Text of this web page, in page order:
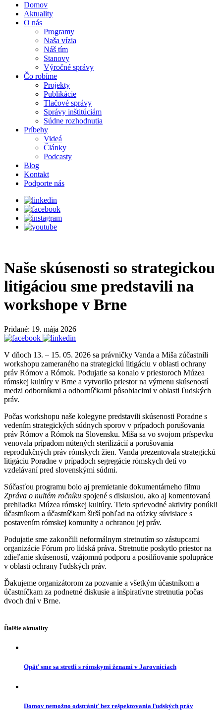
Domov
Aktuality
O nás
Programy
Naša vízia
Náš tím
Stanovy
Výročné správy
Čo robíme
Projekty
Publikácie
Tlačové správy
Správy inštitúciám
Súdne rozhodnutia
Príbehy
Videá
Články
Podcasty
Blog
Kontakt
Podporte nás
Naše skúsenosti so strategickou
litigáciou sme predstavili na
workshope v Brne
Pridané: 19. mája 2026
V dňoch 13. – 15. 05. 2026 sa právničky Vanda a Miša zúčastnili
workshopu zameraného na strategickú litigáciu v oblasti ochrany
práv Rómov a Rómok. Podujatie sa konalo v priestoroch Múzea
rómskej kultúry v Brne a vytvorilo priestor na výmenu skúseností
medzi odborníkmi a odborníčkami pôsobiacimi v oblasti ľudských
práv.
Počas workshopu naše kolegyne predstavili skúsenosti Poradne s
vedením strategických súdnych sporov v prípadoch porušovania
práv Rómov a Rómok na Slovensku. Miša sa vo svojom príspevku
venovala prípadom nútených sterilizácií a porušovania
reprodukčných práv rómskych žien. Vanda prezentovala strategickú
litigáciu Poradne v prípadoch segregácie rómskych detí vo
vzdelávaní pred slovenskými súdmi.
Súčasťou programu bolo aj premietanie dokumentárneho filmu
Zpráva o nultém ročníku spojené s diskusiou, ako aj komentovaná
prehliadka Múzea rómskej kultúry. Tieto sprievodné aktivity ponúkli
účastníkom a účastníčkam širší pohľad na otázky súvisiace s
postavením rómskej komunity a ochranou jej práv.
Podujatie sme zakončili neformálnym stretnutím so zástupcami
organizácie Fórum pro lidská práva. Stretnutie poskytlo priestor na
zdieľanie skúseností, vzájomnú podporu a posilňovanie spolupráce
v oblasti ochrany ľudských práv.
Ďakujeme organizátorom za pozvanie a všetkým účastníkom a
účastníčkam za podnetné diskusie a inšpiratívne stretnutia počas
dvoch dní v Brne.
Ďalšie aktuality
Opäť sme sa stretli s rómskymi ženami v Jarovniciach
Domov nemožno odstrániť bez rešpektovania ľudských práv